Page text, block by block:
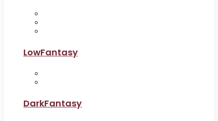
LowFantasy
DarkFantasy